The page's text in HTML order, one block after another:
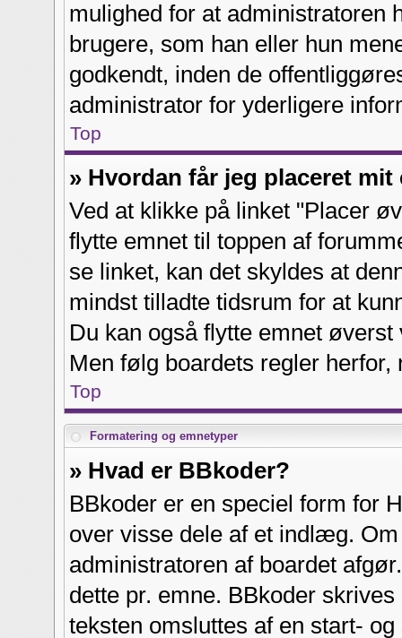
mulighed for at administratoren
brugere, som han eller hun
godkendt, inden de
administrator for yderligere
Top
» Hvordan får jeg placeret mit
Ved at klikke på linket "Placer
flytte emnet til toppen af
se linket, kan det skyldes at
mindst tilladte tidsrum for at
Du kan også flytte emnet
Men følg boardets regler herfor,
Top
Formatering og emnetyper
» Hvad er BBkoder?
BBkoder er en speciel form for
over visse dele af et indlæg.
administratoren af boardet
dette pr. emne. BBkoder
teksten omsluttes af en start-